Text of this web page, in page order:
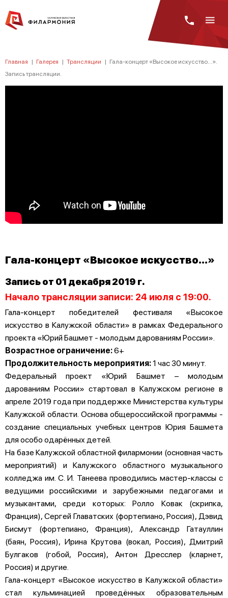
Главная | Галерея | Трансляции | Гала-концерт «Высокое искусство...».
Запись трансляции.
Гала-концерт «Высокое искусство...»
Запись от 01 декабря 2019 г.
Начало трансляции записи: 24 июля с 19:00.
Гала-концерт победителей фестиваля «Высокое
искусство в Калужской области» в рамках Федерального
проекта «Юрий Башмет - молодым дарованиям России».
Возрастное ограничение:6+
Продолжительность мероприятия:1 час 30 минут.
Федеральный проект «Юрий Башмет – молодым
дарованиям России» стартовал в Калужском регионе в
апреле 2019 года при поддержке Министерства культуры
Калужской области. Основа общероссийской программы -
создание специальных учебных центров Юрия Башмета
для особо одарённых детей.
На базе Калужской областной филармонии (основная часть
мероприятий) и Калужского областного музыкального
колледжа им. С. И. Танеева проводились мастер-классы с
ведущими российскими и зарубежными педагогами и
музыкантами, среди которых: Ролло Ковак (скрипка,
Франция), Сергей Главатских (фортепиано, Россия), Дэвид
Бисмут (фортепиано, Франция), Александр Гатауллин
(баян, Россия), Ирина Крутова (вокал, Россия), Дмитрий
Булгаков (гобой, Россия), Антон Дресслер (кларнет,
Россия) и другие.
Гала-концерт «Высокое искусство в Калужской области»
стал кульминацией проведённых образовательным